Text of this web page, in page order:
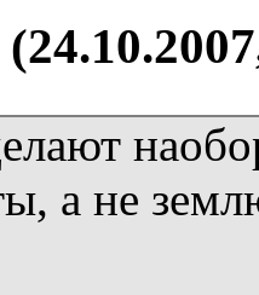
а не